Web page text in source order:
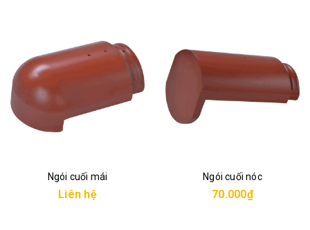
Ngói cuối mái
Liên hệ
Ngói cuối nóc
70.000₫